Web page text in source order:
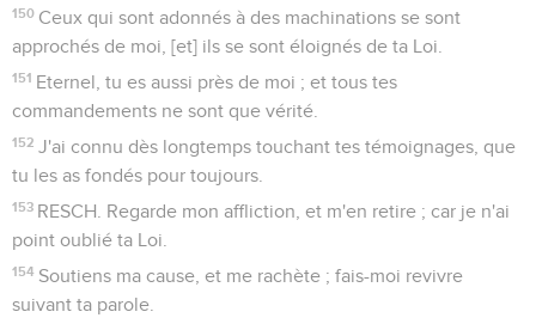
150 Ceux qui sont adonnés à des machinations se sont
approchés de moi, [et] ils se sont éloignés de ta Loi.
151 Eternel, tu es aussi près de moi ; et tous tes
commandements ne sont que vérité.
152 J'ai connu dès longtemps touchant tes témoignages, que
tu les as fondés pour toujours.
153 RESCH. Regarde mon affliction, et m'en retire ; car je n'ai
point oublié ta Loi.
154 Soutiens ma cause, et me rachète ; fais-moi revivre
suivant ta parole.